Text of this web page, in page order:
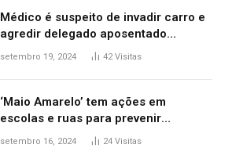
Médico é suspeito de invadir carro e
agredir delegado aposentado
durante confusão no trânsito
setembro 19, 2024 42Visitas
‘Maio Amarelo’ tem ações em
escolas e ruas para prevenir
acidentes no trânsito no AP
setembro 16, 2024 24 Visitas